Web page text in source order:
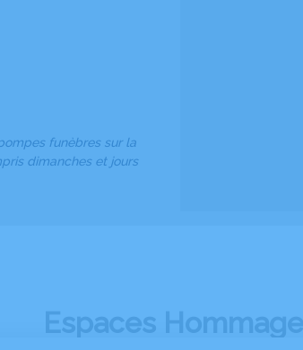
funèbres sur la
dimanches et jours
Espaces